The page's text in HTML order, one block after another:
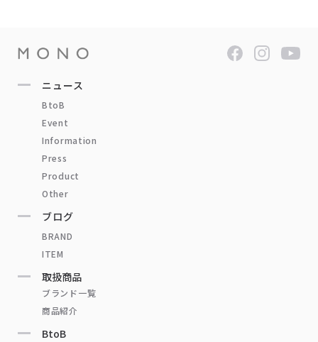
ニュース
BtoB
Event
Information
Press
Product
Other
ブログ
BRAND
ITEM
取扱商品
ブランド一覧
商品紹介
BtoB